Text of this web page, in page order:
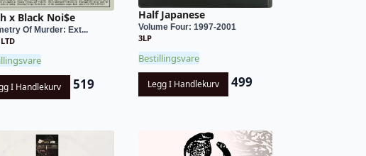
x Black Noi$e
Of Murder: Ext...
I Handlekurv 519
Half Japanese
Volume Four: 1997-2001
3LP
Bestillingsvare
Legg I Handlekurv 499